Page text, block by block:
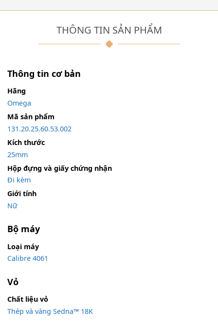
THÔNG TIN SẢN PHẨM
Thông tin cơ bản
Hãng
Omega
Mã sản phẩm
131.20.25.60.53.002
Kích thước
25mm
Hộp đựng và giấy chứng nhận
Đi kèm
Giới tính
Nữ
Bộ máy
Loại máy
Calibre 4061
Vỏ
Chất liệu vỏ
Thép và vàng Sedna™ 18K